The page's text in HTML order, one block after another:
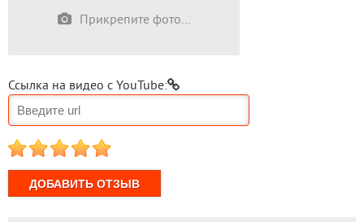
Прикрепите фото...
Ссылка на видео с YouTube:
1 2 3 4 5